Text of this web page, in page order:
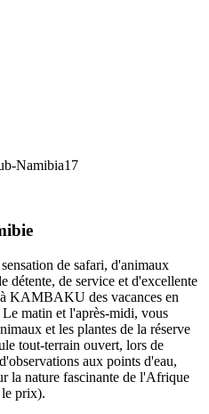
de safari, d'animaux
détente, de service et d'excellente
KAMBAKU des vacances en
matin et l'après-midi, vous
et les plantes de la réserve
tout-terrain ouvert, lors de
aux points d'eau,
la nature fascinante de l'Afrique
le prix).